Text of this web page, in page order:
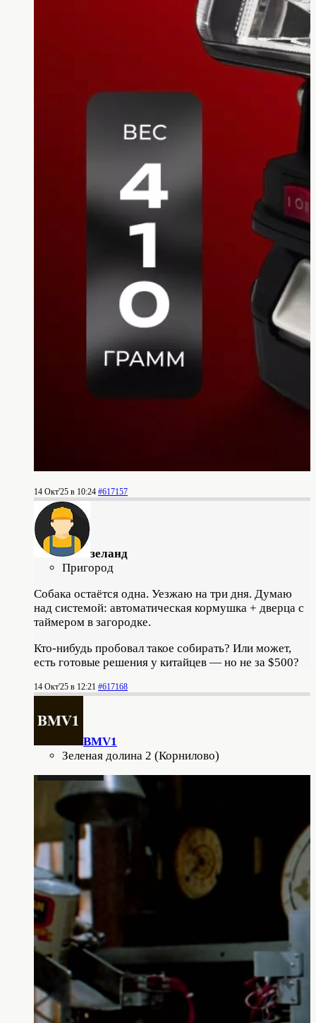
14 Окт'25 в 10:24 #617157
зеланд
Пригород
Собака остаётся одна. Уезжаю на три дня. Думаю
над системой: автоматическая кормушка + дверца с
таймером в загородке.
Кто-нибудь пробовал такое собирать? Или может,
есть готовые решения у китайцев — но не за $500?
14 Окт'25 в 12:21 #617168
BMV1
Зеленая долина 2 (Корнилово)